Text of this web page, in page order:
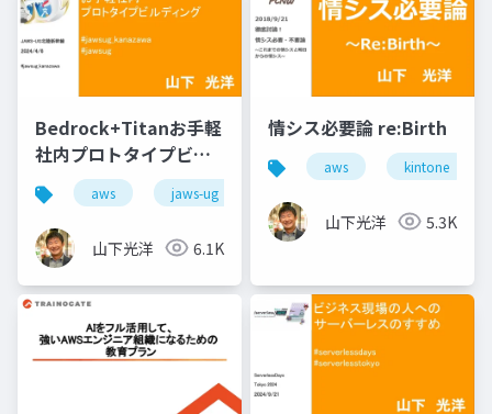
Bedrock+Titanお手軽
社内プロトタイプビル
ディングaws jaws-ug
山下光洋 6.1K
情シス必要論 re:Birth
aws kintone
山下光洋 5.3K